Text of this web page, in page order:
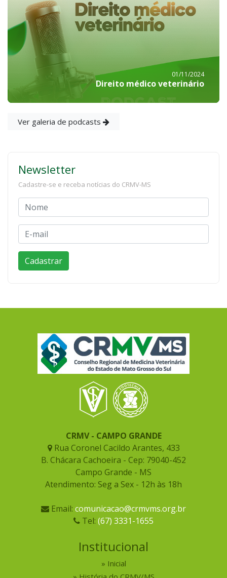
01/11/2024
Direito médico veterinário
Ver galeria de podcasts
Newsletter
Cadastre-se e receba notícias do CRMV-MS
CRMV - CAMPO GRANDE
Rua Coronel Cacildo Arantes, 433
B. Chácara Cachoeira - Cep: 79040-452
Campo Grande - MS
Atendimento: Seg a Sex - 12h às 18h
Email: comunicacao@crmvms.org.br
Tel: (67) 3331-1655
Institucional
Inicial